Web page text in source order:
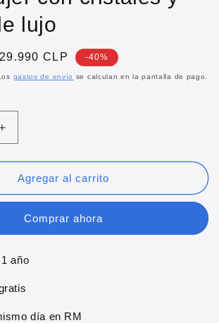
lujo
CLP -40%
gastos de envío se calculan en la pantalla de pago.
Aumentar
cantidad
para
Reloj
mujer
cristales
y
de
lujo
Agregar al carrito
Comprar ahora
año
día en RM